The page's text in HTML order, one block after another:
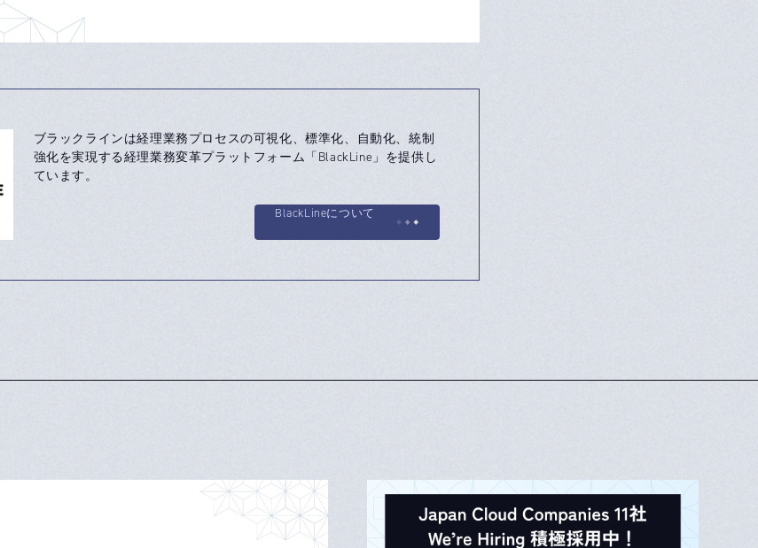
ブラックラインは経理業務プロセスの可視化、標準化、自動化、統制
強化を実現する経理業務変革プラットフォーム「BlackLine」を提供し
ています。
BlackLineについて